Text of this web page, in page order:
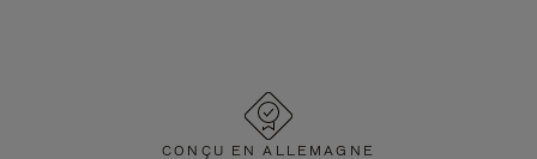
CONÇU EN ALLEMAGNE